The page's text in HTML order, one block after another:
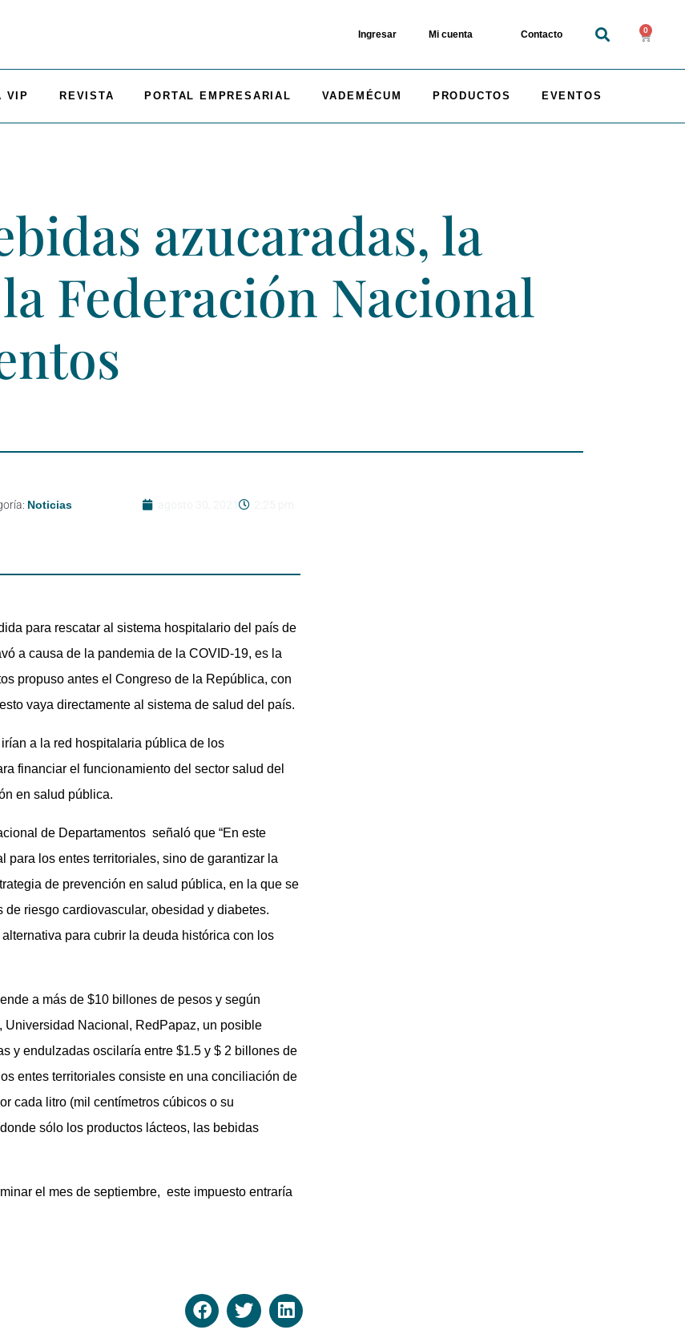
Ingresar Mi cuenta Contacto 0
VIP REVISTA PORTAL EMPRESARIAL VADEMÉCUM PRODUCTOS EVENTOS
azucaradas, la
Federación Nacional
Noticias
para rescatar al sistema hospitalario del país de
a causa de la pandemia de la COVID-19, es la
propuso antes el Congreso de la República, con
vaya directamente al sistema de salud del país.
a la red hospitalaria pública de los
financiar el funcionamiento del sector salud del
en salud pública.
de Departamentos señaló que “En este
para los entes territoriales, sino de garantizar la
de prevención en salud pública, en la que se
riesgo cardiovascular, obesidad y diabetes.
para cubrir la deuda histórica con los
a más de $10 billones de pesos y según
Nacional, RedPapaz, un posible
y endulzadas oscilaría entre $1.5 y $ 2 billones de
entes territoriales consiste en una conciliación de
cada litro (mil centímetros cúbicos o su
sólo los productos lácteos, las bebidas
el mes de septiembre, este impuesto entraría